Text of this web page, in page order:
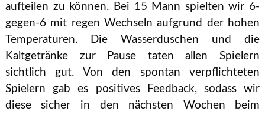
aufteilen zu können. Bei 15 Mann spielten wir 6-
gegen-6 mit regen Wechseln aufgrund der hohen
Temperaturen. Die Wasserduschen und die
Kaltgetränke zur Pause taten allen Spielern
sichtlich gut. Von den spontan verpflichteten
Spielern gab es positives Feedback, sodass wir
diese sicher in den nächsten Wochen beim